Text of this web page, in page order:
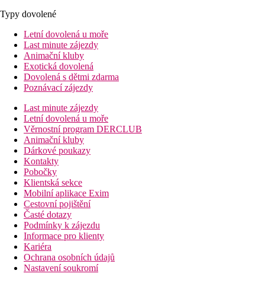
Typy dovolené
Letní dovolená u moře
Last minute zájezdy
Animační kluby
Exotická dovolená
Dovolená s dětmi zdarma
Poznávací zájezdy
Last minute zájezdy
Letní dovolená u moře
Věrnostní program DERCLUB
Animační kluby
Dárkové poukazy
Kontakty
Pobočky
Klientská sekce
Mobilní aplikace Exim
Cestovní pojištění
Časté dotazy
Podmínky k zájezdu
Informace pro klienty
Kariéra
Ochrana osobních údajů
Nastavení soukromí